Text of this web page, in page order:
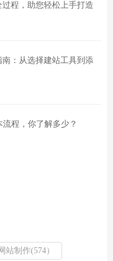
程，助您轻松上手打造
：从选择建站工具到添
程，你了解多少？
站制作(574）